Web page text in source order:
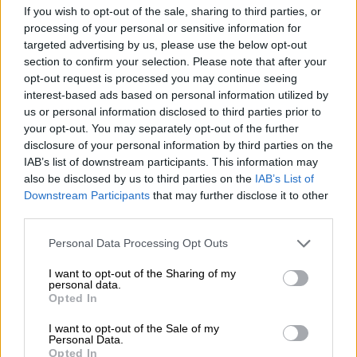
If you wish to opt-out of the sale, sharing to third parties, or
processing of your personal or sensitive information for
targeted advertising by us, please use the below opt-out
section to confirm your selection. Please note that after your
opt-out request is processed you may continue seeing
interest-based ads based on personal information utilized by
us or personal information disclosed to third parties prior to
your opt-out. You may separately opt-out of the further
disclosure of your personal information by third parties on the
IAB’s list of downstream participants. This information may
also be disclosed by us to third parties on the IAB’s List of
Downstream Participants that may further disclose it to other
Please note that this website/app uses one or more Google
not limited to your visit or usage behaviour. You may click to
grant or deny consent to Google and its third-party tags to
use your data for below specified purposes in below Google
consent section.
Personal Data Processing Opt Outs
I want to opt-out of the Sharing of my
personal data.
Opted In
I want to opt-out of the Sale of my
Personal Data.
Opted In
όλη αυτή την αγάπη που έχει δείξει το κοινό
με τα πέντε χρόνια που παίχτηκε live το “Σόι
σου” και με τα πέντε χρόνια επαναλήψεων»,
ανέφερε ο Μελέτης Ηλίας.
«Όμως, η αλήθεια είναι ότιπαρόλο που
βρισκόμαστε πολύ κοντά, πιο κοντά από
ποτέ, έχουμε έρθει για πρώτη φορά μετά από
πέντε χρόνια σε συζητήσεις, ακόμα τίποτα
δεν είναι σίγουρο», πρόσθεσε.